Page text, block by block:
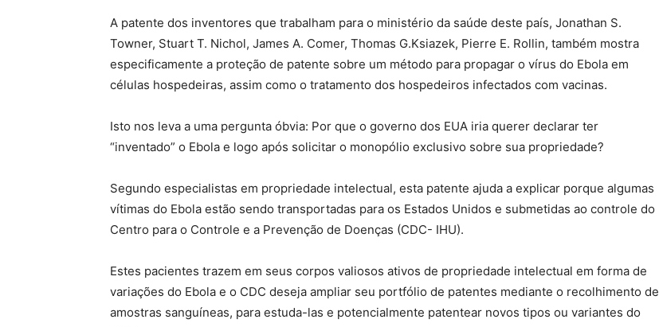
A patente dos inventores que trabalham para o ministério da saúde deste país, Jonathan S.
Towner, Stuart T. Nichol, James A. Comer, Thomas G.Ksiazek, Pierre E. Rollin, também mostra
especificamente a proteção de patente sobre um método para propagar o vírus do Ebola em
células hospedeiras, assim como o tratamento dos hospedeiros infectados com vacinas.
Isto nos leva a uma pergunta óbvia: Por que o governo dos EUA iria querer declarar ter
“inventado” o Ebola e logo após solicitar o monopólio exclusivo sobre sua propriedade?
Segundo especialistas em propriedade intelectual, esta patente ajuda a explicar porque algumas
vítimas do Ebola estão sendo transportadas para os Estados Unidos e submetidas ao controle do
Centro para o Controle e a Prevenção de Doenças (CDC- IHU).
Estes pacientes trazem em seus corpos valiosos ativos de propriedade intelectual em forma de
variações do Ebola e o CDC deseja ampliar seu portfólio de patentes mediante o recolhimento de
amostras sanguíneas, para estuda-las e potencialmente patentear novos tipos ou variantes do